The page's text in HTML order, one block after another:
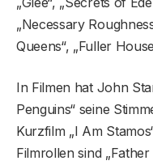
„Necessary
Queens“, „Fuller
In Filmen hat John
Penguins“ seine
Kurzfilm „I Am
Filmrollen sind